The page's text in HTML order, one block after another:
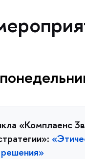
«Комплаенс